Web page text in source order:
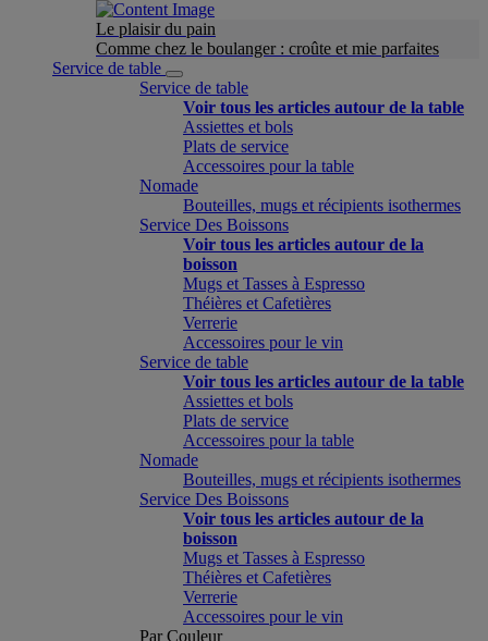
Le plaisir du pain
Comme chez le boulanger : croûte et mie parfaites
Service de table
Service de table
Voir tous les articles autour de la table
Assiettes et bols
Plats de service
Accessoires pour la table
Nomade
Bouteilles, mugs et récipients isothermes
Service Des Boissons
Voir tous les articles autour de la
boisson
Mugs et Tasses à Espresso
Théières et Cafetières
Verrerie
Accessoires pour le vin
Service de table
Voir tous les articles autour de la table
Assiettes et bols
Plats de service
Accessoires pour la table
Nomade
Bouteilles, mugs et récipients isothermes
Service Des Boissons
Voir tous les articles autour de la
boisson
Mugs et Tasses à Espresso
Théières et Cafetières
Verrerie
Accessoires pour le vin
Par Couleur